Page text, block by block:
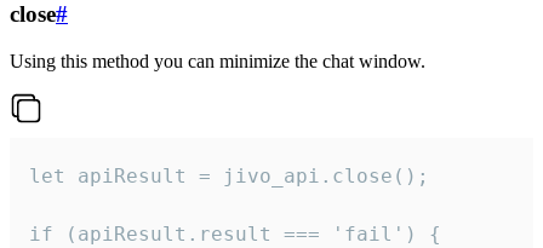
close#
Using this method you can minimize the chat window.
let apiResult = jivo_api.close();
if (apiResult.result === 'fail') {